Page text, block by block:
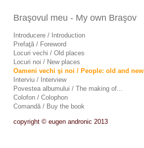
Braşovul meu - My own Braşov
Introducere / Introduction
Prefaţă / Foreword
Locuri vechi / Old places
Locuri noi / New places
Oameni vechi şi noi / People: old and new
Interviu / Interview
Povestea albumului / The making of...
Colofon / Colophon
Comandă / Buy the book
copyright © eugen andronic 2013